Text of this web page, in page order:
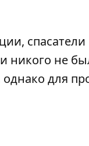
никого не
для